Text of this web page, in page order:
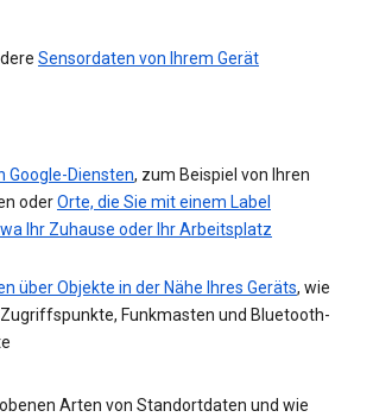
Sensordaten von Ihrem Gerät
Google-Diensten, zum Beispiel von Ihren
oderOrte, die Sie mit einem Label
Ihr Zuhause oder Ihr Arbeitsplatz
über Objekte in der Nähe Ihres Geräts, wie
Funkmasten und Bluetooth-
Arten von Standortdaten und wie